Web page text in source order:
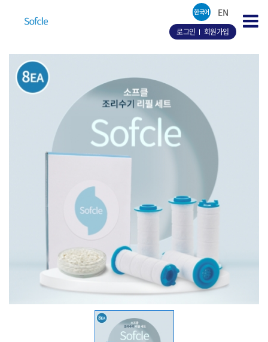
한국어 EN
로그인 회원가입